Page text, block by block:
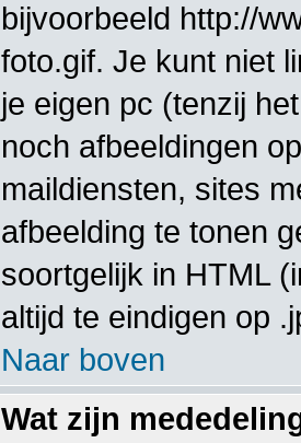
bijvoorbeeld http://
foto.gif. Je kunt niet
je eigen pc (tenzij
noch afbeeldingen
maildiensten, sites
afbeelding te tonen
soortgelijk in HTML
altijd te eindigen op
Naar boven
Wat zijn